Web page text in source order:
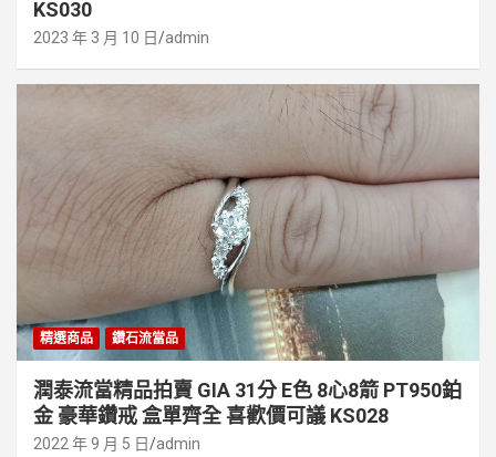
KS030
2023 年 3 月 10 日 admin
精選商品 鑽石流當品
潤泰流當精品拍賣 GIA 31分 E色 8心8箭 PT950鉑
金 豪華鑽戒 盒單齊全 喜歡價可議 KS028
2022 年 9 月 5 日 admin